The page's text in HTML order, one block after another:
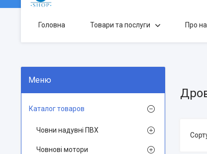
Головна Товари та послуги Про
Каталог товаров
Човни надувні ПВХ
Човнові мотори